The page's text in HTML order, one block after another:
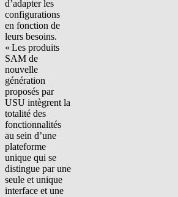
d’adapter les
configurations
en fonction de
leurs besoins.
« Les produits
SAM de
nouvelle
génération
proposés par
USU intègrent la
totalité des
fonctionnalités
au sein d’une
plateforme
unique qui se
distingue par une
seule et unique
interface et une